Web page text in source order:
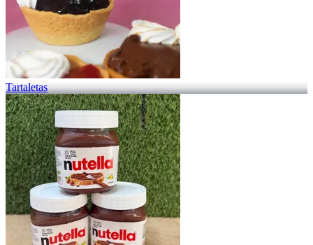
Tartaletas